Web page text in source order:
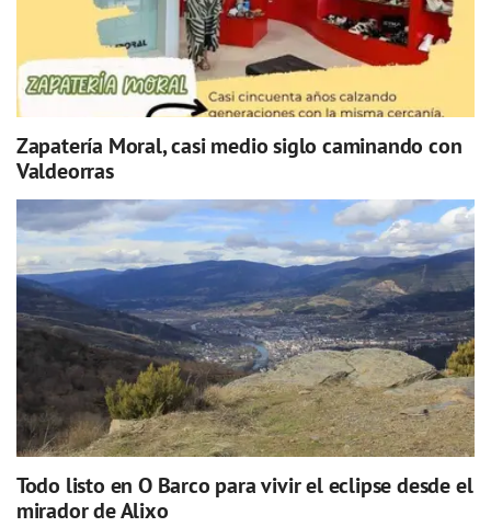
Zapatería Moral, casi medio siglo caminando con
Valdeorras
Todo listo en O Barco para vivir el eclipse desde el
mirador de Alixo